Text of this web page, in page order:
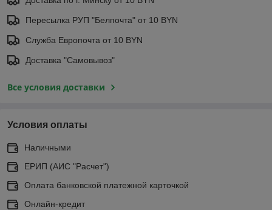
Пересылка РУП "Белпочта" от 10 BYN
Служба Европочта от 10 BYN
Доставка "Самовывоз"
Все условия доставки
Условия оплаты
Наличными
ЕРИП (АИС "Расчет")
Оплата банковской платежной карточкой
Онлайн-кредит